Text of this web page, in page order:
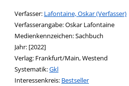
Verfasser: Suche nach diesem Verfasser
Lafontaine, Oskar (Verfasser)
Verfasserangabe:Oskar Lafontaine
Medienkennzeichen:Sachbuch
Jahr: [2022]
Verlag: Frankfurt/Main, Westend
opens in new tab
Diesen Link in neuem Tab öffnen
Systematik:Suche nach dieser
Gkl
Interessenkreis: Suche nach diesem
Bestseller